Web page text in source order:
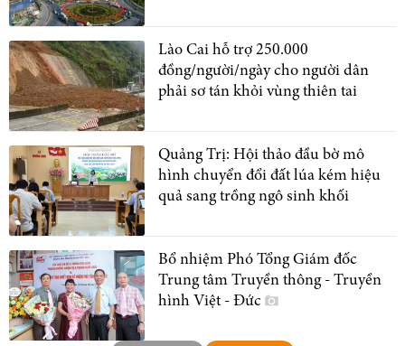
Lào Cai hỗ trợ 250.000
đồng/người/ngày cho người dân
phải sơ tán khỏi vùng thiên tai
Quảng Trị: Hội thảo đầu bờ mô
hình chuyển đổi đất lúa kém hiệu
quả sang trồng ngô sinh khối
Bổ nhiệm Phó Tổng Giám đốc
Trung tâm Truyền thông - Truyền
hình Việt - Đức